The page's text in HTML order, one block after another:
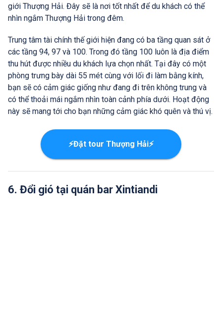
giới Thượng Hải. Đây sẽ là nơi tốt nhất để du khách có thể
nhìn ngắm Thượng Hải trong đêm.
Trung tâm tài chính thế giới hiện đang có ba tầng quan sát ở
các tầng 94, 97 và 100. Trong đó tầng 100 luôn là địa điểm
thu hút được nhiều du khách lựa chọn nhất. Tại đây có một
phòng trưng bày dài 55 mét cùng với lối đi làm bằng kính,
bạn sẽ có cảm giác giống như đang đi trên không trung và
có thể thoải mái ngắm nhìn toàn cảnh phía dưới. Hoạt động
này sẽ mang tới cho bạn những cảm giác khó quên và thú vị.
⚡Đặt tour Thượng Hải⚡
6. Đổi gió tại quán bar Xintiandi